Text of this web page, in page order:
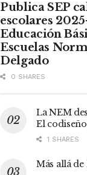
Publica SEP
escolares
Educación
Escuelas
Delgado
0 SHARES
La NEM
El
1 SHARES
Más allá de